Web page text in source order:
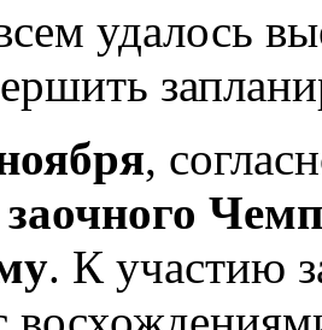
удалось
,
заочного
. К участию